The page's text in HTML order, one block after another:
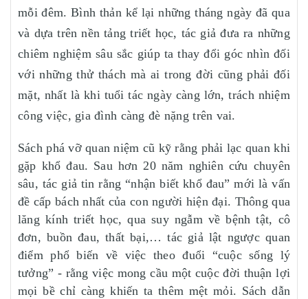
mỗi đêm. Bình thản kể lại những tháng ngày đã qua
và dựa trên nền tảng triết học, tác giả đưa ra những
chiêm nghiệm sâu sắc giúp ta thay đổi góc nhìn đối
với những thử thách mà ai trong đời cũng phải đối
mặt, nhất là khi tuổi tác ngày càng lớn, trách nhiệm
công việc, gia đình càng đè nặng trên vai.
Sách phá vỡ quan niệm cũ kỹ rằng phải lạc quan khi
gặp khổ đau. Sau hơn 20 năm nghiên cứu chuyên
sâu, tác giả tin rằng “nhận biết khổ đau” mới là vấn
đề cấp bách nhất của con người hiện đại. Thông qua
lăng kính triết học, qua suy ngẫm về bệnh tật, cô
đơn, buồn đau, thất bại,… tác giả lật ngược quan
điểm phổ biến về việc theo đuổi “cuộc sống lý
tưởng” - rằng việc mong cầu một cuộc đời thuận lợi
mọi bề chỉ càng khiến ta thêm mệt mỏi. Sách dẫn